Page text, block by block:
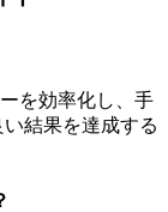
を効率化し、手
結果を達成する